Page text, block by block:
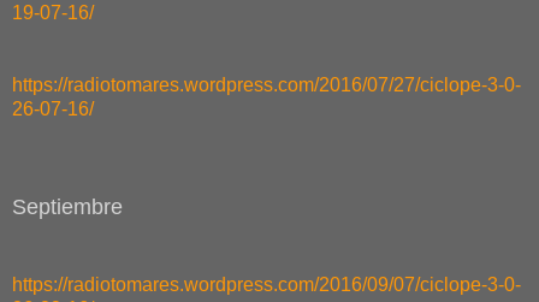
19-07-16/
https://radiotomares.wordpress.com/2016/07/27/ciclope-3-0-
26-07-16/
Septiembre
https://radiotomares.wordpress.com/2016/09/07/ciclope-3-0-